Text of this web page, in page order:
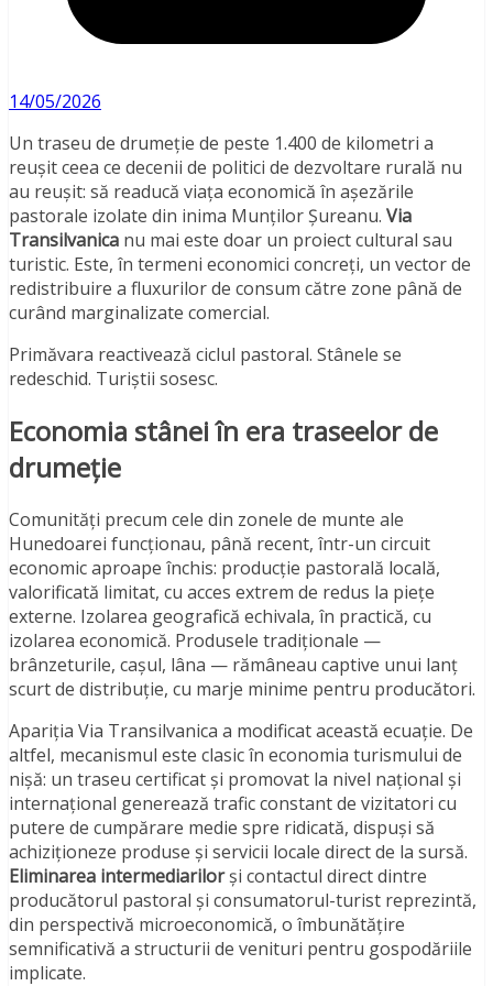
14/05/2026
Un traseu de drumeție de peste 1.400 de kilometri a
reușit ceea ce decenii de politici de dezvoltare rurală nu
au reușit: să readucă viața economică în așezările
pastorale izolate din inima Munților Șureanu. Via
Transilvanica nu mai este doar un proiect cultural sau
turistic. Este, în termeni economici concreți, un vector de
redistribuire a fluxurilor de consum către zone până de
curând marginalizate comercial.
Primăvara reactivează ciclul pastoral. Stânele se
redeschid. Turiștii sosesc.
Economia stânei în era traseelor de
drumeție
Comunități precum cele din zonele de munte ale
Hunedoarei funcționau, până recent, într-un circuit
economic aproape închis: producție pastorală locală,
valorificată limitat, cu acces extrem de redus la piețe
externe. Izolarea geografică echivala, în practică, cu
izolarea economică. Produsele tradiționale —
brânzeturile, cașul, lâna — rămâneau captive unui lanț
scurt de distribuție, cu marje minime pentru producători.
Apariția Via Transilvanica a modificat această ecuație. De
altfel, mecanismul este clasic în economia turismului de
nișă: un traseu certificat și promovat la nivel național și
internațional generează trafic constant de vizitatori cu
putere de cumpărare medie spre ridicată, dispuși să
achiziționeze produse și servicii locale direct de la sursă.
Eliminarea intermediarilorși contactul direct dintre
producătorul pastoral și consumatorul-turist reprezintă,
din perspectivă microeconomică, o îmbunătățire
semnificativă a structurii de venituri pentru gospodăriile
implicate.